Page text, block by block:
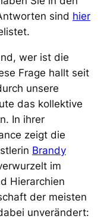
sind hier
wer ist die
Frage hallt seit
unsere
das kollektive
In ihrer
zeigt die
Brandy
im
Hierarchien
der meisten
unverändert: